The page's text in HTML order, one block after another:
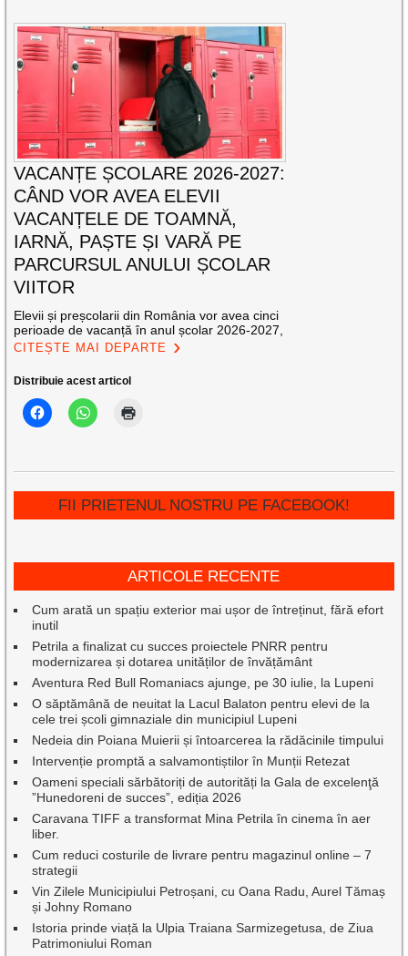
VACANȚE ȘCOLARE 2026-2027:
CÂND VOR AVEA ELEVII
VACANȚELE DE TOAMNĂ,
IARNĂ, PAȘTE ȘI VARĂ PE
PARCURSUL ANULUI ȘCOLAR
VIITOR
Elevii și preșcolarii din România vor avea cinci
perioade de vacanță în anul școlar 2026-2027,
CITEȘTE MAI DEPARTE
Distribuie acest articol
FII PRIETENUL NOSTRU PE FACEBOOK!
ARTICOLE RECENTE
Cum arată un spațiu exterior mai ușor de întreținut, fără efort
inutil
Petrila a finalizat cu succes proiectele PNRR pentru
modernizarea și dotarea unităților de învățământ
Aventura Red Bull Romaniacs ajunge, pe 30 iulie, la Lupeni
O săptămână de neuitat la Lacul Balaton pentru elevi de la
cele trei școli gimnaziale din municipiul Lupeni
Nedeia din Poiana Muierii și întoarcerea la rădăcinile timpului
Intervenție promptă a salvamontiștilor în Munții Retezat
Oameni speciali sărbătoriți de autorități la Gala de excelenţă
”Hunedoreni de succes”, ediția 2026
Caravana TIFF a transformat Mina Petrila în cinema în aer
liber.
Cum reduci costurile de livrare pentru magazinul online – 7
strategii
Vin Zilele Municipiului Petroșani, cu Oana Radu, Aurel Tămaș
și Johny Romano
Istoria prinde viață la Ulpia Traiana Sarmizegetusa, de Ziua
Patrimoniului Roman